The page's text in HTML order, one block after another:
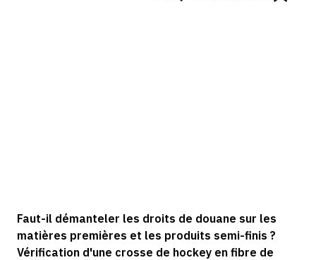
Faut-il démanteler les droits de douane sur les
matières premières et les produits semi-finis ?
Vérification d'une crosse de hockey en fibre de